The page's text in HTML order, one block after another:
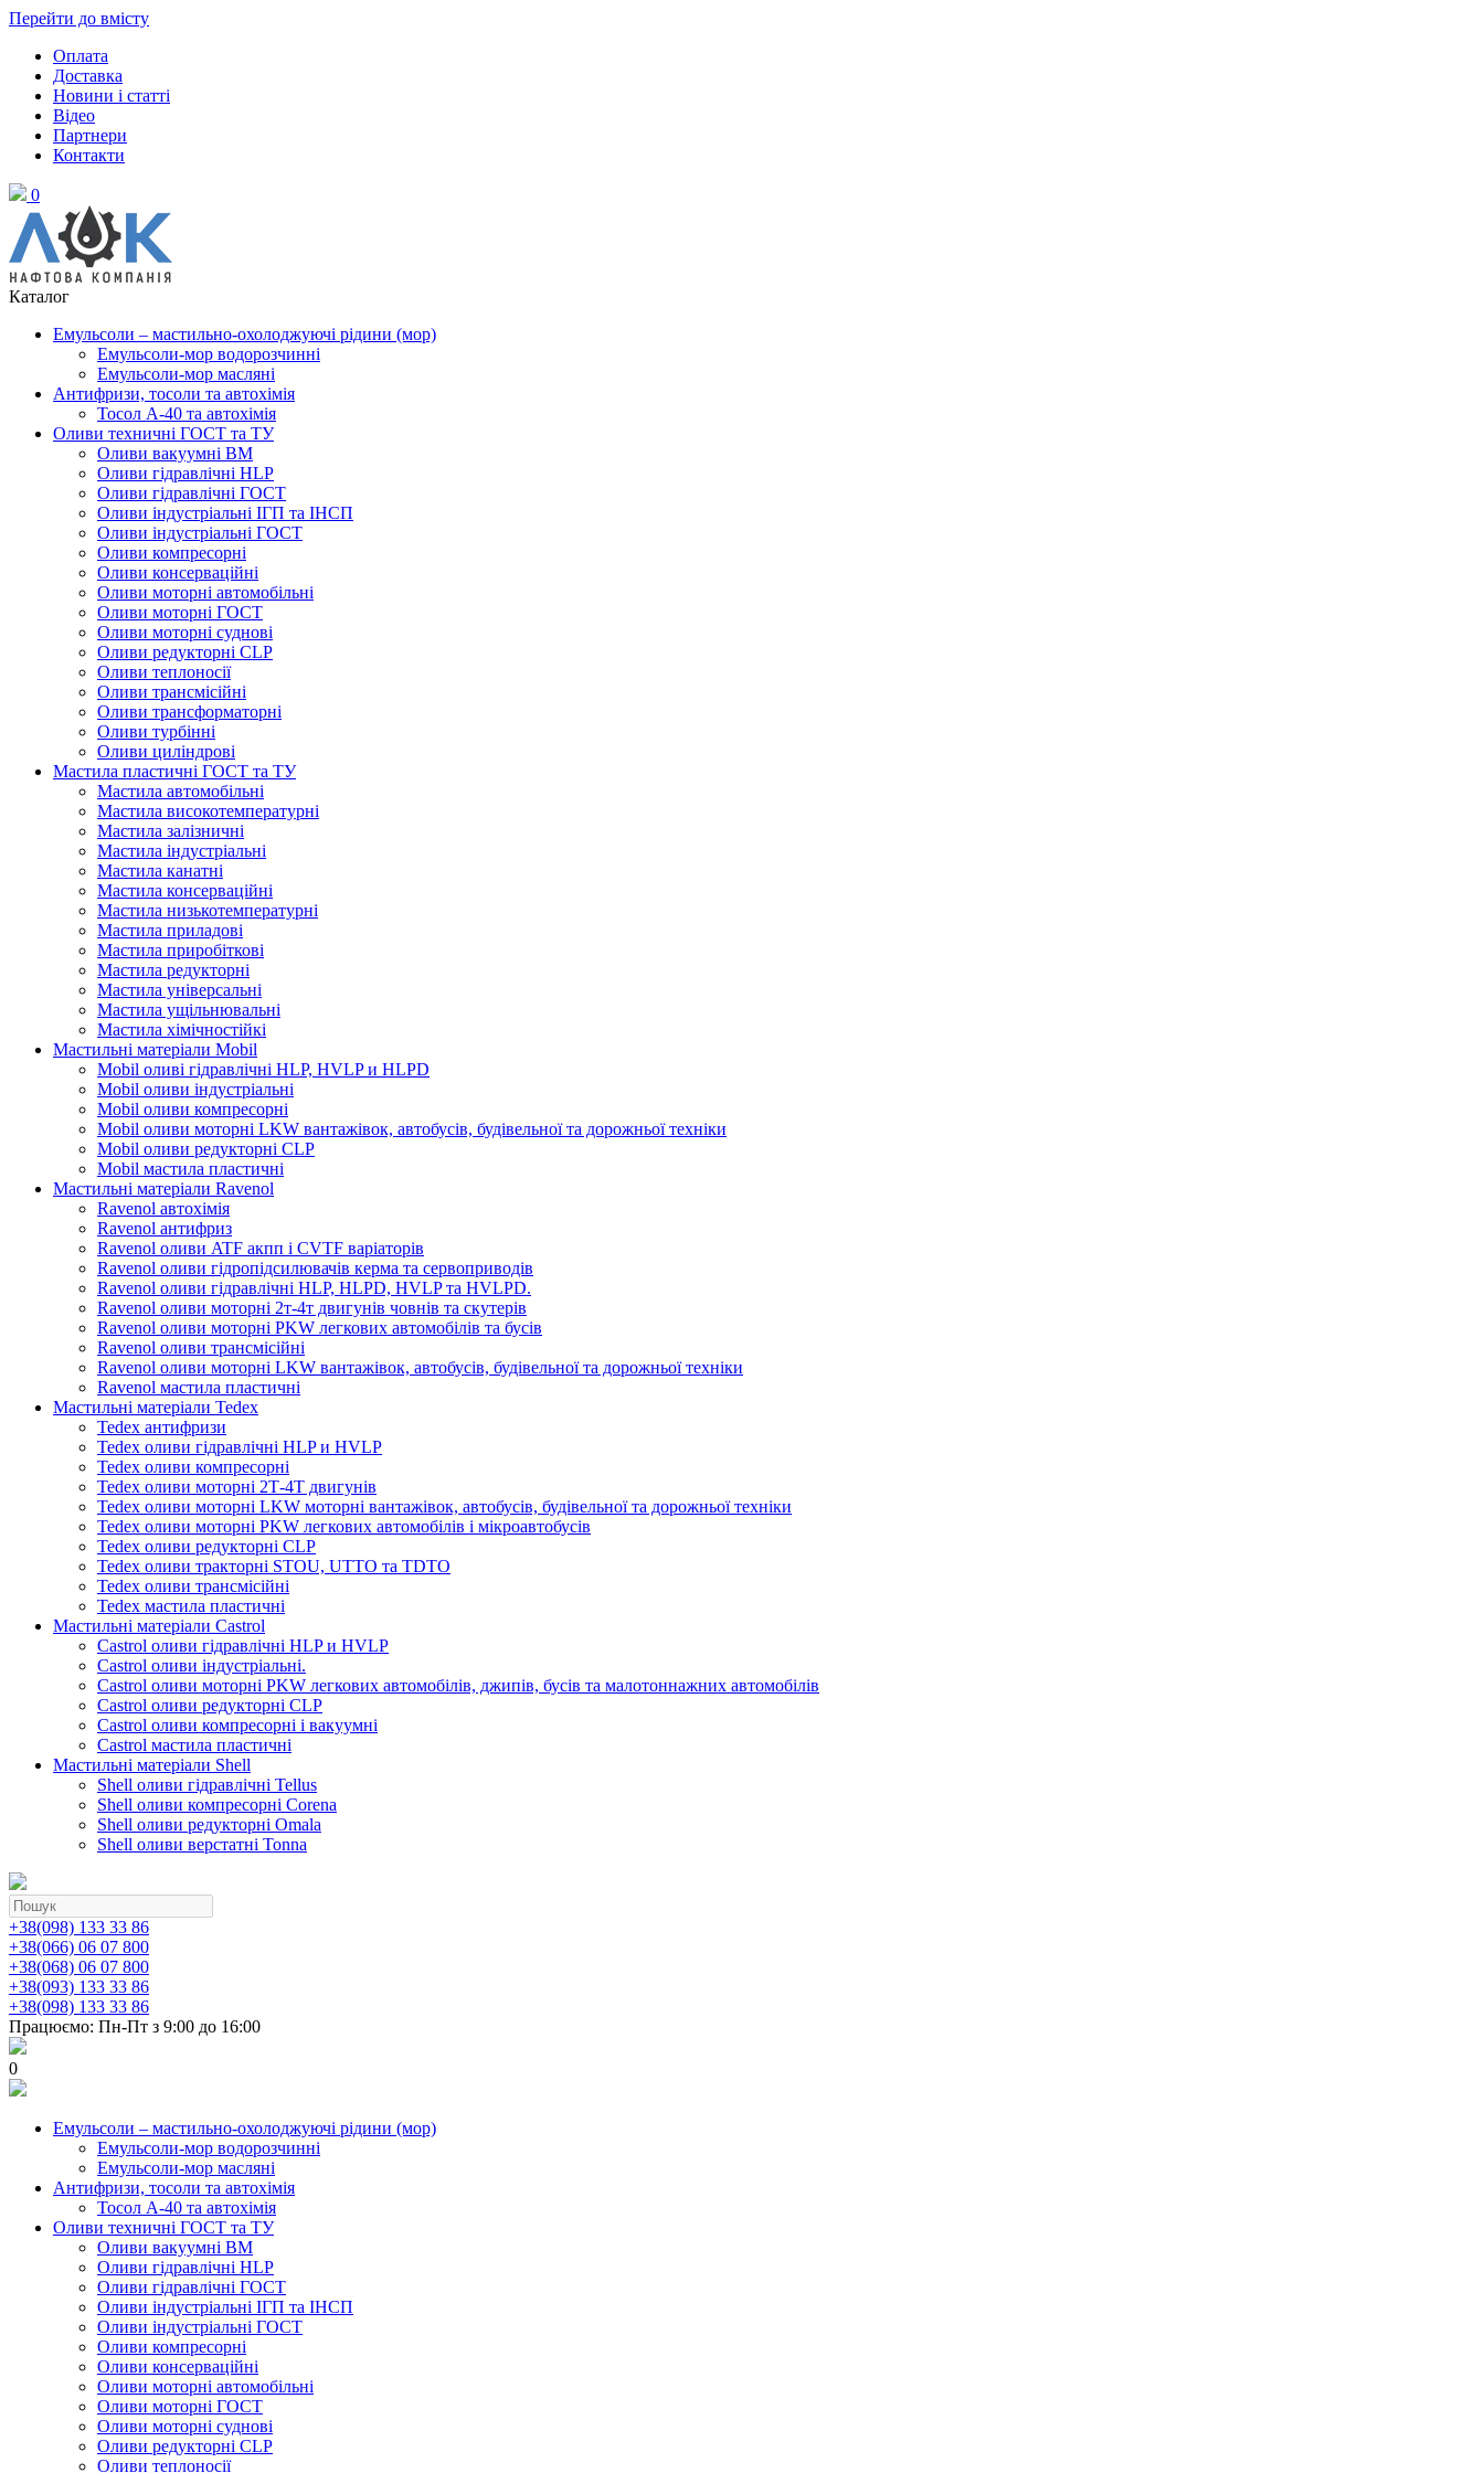
Перейти до вмісту
Оплата
Доставка
Новини і статті
Відео
Партнери
Контакти
0
Каталог
Емульсоли – мастильно-охолоджуючі рідини (мор)
Емульсоли-мор водорозчинні
Емульсоли-мор масляні
Антифризи, тосоли та автохімія
Тосол А-40 та автохімія
Оливи техничні ГОСТ та ТУ
Оливи вакуумні ВМ
Оливи гідравлічні HLP
Оливи гідравлічні ГОСТ
Оливи індустріальні ІГП та ІНСП
Оливи індустріальні ГОСТ
Оливи компресорні
Оливи консерваційні
Оливи моторні автомобільні
Оливи моторні ГОСТ
Оливи моторні суднові
Оливи редукторні CLP
Оливи теплоносії
Оливи трансмісійні
Оливи трансформаторні
Оливи турбінні
Оливи циліндрові
Мастила пластичні ГОСТ та ТУ
Мастила автомобільні
Мастила високотемпературні
Мастила залізничні
Мастила індустріальні
Мастила канатні
Мастила консерваційні
Мастила низькотемпературні
Мастила приладові
Мастила приробіткові
Мастила редукторні
Мастила універсальні
Мастила ущільнювальні
Мастила хімічностійкі
Мастильні матеріали Mobil
Mobil оливі гідравлічні HLP, HVLP и HLPD
Mobil оливи індустріальні
Mobil оливи компресорні
Mobil оливи моторні LKW вантажівок, автобусів, будівельної та дорожньої техніки
Mobil оливи редукторні CLP
Mobil мастила пластичні
Мастильні матеріали Ravenol
Ravenol автохімія
Ravenol антифриз
Ravenol оливи ATF акпп і CVTF варіаторів
Ravenol оливи гідропідсилювачів керма та сервоприводів
Ravenol оливи гідравлічні HLP, HLPD, HVLP та HVLPD.
Ravenol оливи моторні 2т-4т двигунів човнів та скутерів
Ravenol оливи моторні PKW легкових автомобілів та бусів
Ravenol оливи трансмісійні
Ravenol оливи моторні LKW вантажівок, автобусів, будівельної та дорожньої техніки
Ravenol мастила пластичні
Мастильні матеріали Tedex
Tedex антифризи
Tedex оливи гідравлічні HLP и HVLP
Tedex оливи компресорні
Tedex оливи моторні 2Т-4Т двигунів
Tedex оливи моторні LKW моторні вантажівок, автобусів, будівельної та дорожньої техніки
Tedex оливи моторні PKW легкових автомобілів і мікроавтобусів
Tedex оливи редукторні CLP
Tedex оливи тракторні STOU, UTTO та TDTO
Tedex оливи трансмісійні
Tedex мастила пластичні
Мастильні матеріали Castrol
Castrol оливи гідравлічні HLP и HVLP
Castrol оливи індустріальні.
Castrol оливи моторні PKW легкових автомобілів, джипів, бусів та малотоннажних автомобілів
Castrol оливи редукторні CLP
Castrol оливи компресорні і вакуумні
Castrol мастила пластичні
Мастильні матеріали Shell
Shell оливи гідравлічні Tellus
Shell оливи компресорні Corena
Shell оливи редукторні Omala
Shell оливи верстатні Tonna
+38(098) 133 33 86
+38(066) 06 07 800
+38(068) 06 07 800
+38(093) 133 33 86
+38(098) 133 33 86
Працюємо: Пн-Пт з 9:00 до 16:00
0
Емульсоли – мастильно-охолоджуючі рідини (мор)
Емульсоли-мор водорозчинні
Емульсоли-мор масляні
Антифризи, тосоли та автохімія
Тосол А-40 та автохімія
Оливи техничні ГОСТ та ТУ
Оливи вакуумні ВМ
Оливи гідравлічні HLP
Оливи гідравлічні ГОСТ
Оливи індустріальні ІГП та ІНСП
Оливи індустріальні ГОСТ
Оливи компресорні
Оливи консерваційні
Оливи моторні автомобільні
Оливи моторні ГОСТ
Оливи моторні суднові
Оливи редукторні CLP
Оливи теплоносії